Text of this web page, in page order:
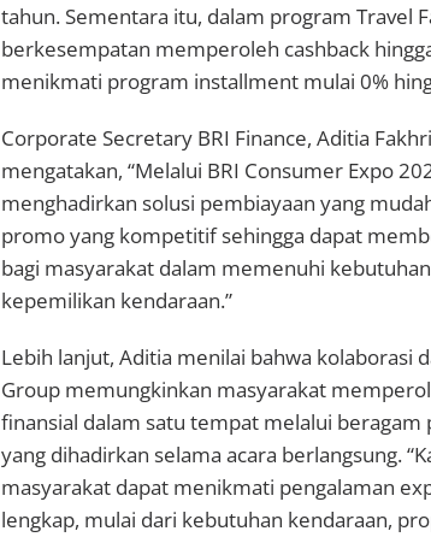
tahun. Sementara itu, dalam program Travel
berkesempatan memperoleh cashback
menikmati program installment mulai 0%
Corporate Secretary BRI Finance, Aditia
mengatakan, “Melalui BRI Consumer Expo
menghadirkan solusi pembiayaan yang
promo yang kompetitif sehingga dapat
bagi masyarakat dalam memenuhi
kepemilikan kendaraan.”
Lebih lanjut, Aditia menilai bahwa kolaborasi
Group memungkinkan masyarakat
finansial dalam satu tempat melalui
yang dihadirkan selama acara berlangsung.
masyarakat dapat menikmati pengalaman
lengkap, mulai dari kebutuhan kendaraan,